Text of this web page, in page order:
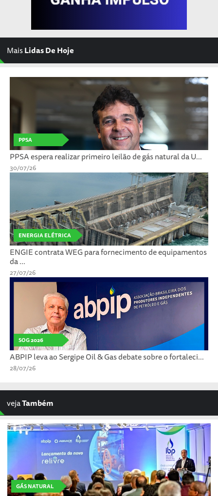
MaisLidas De Hoje
PPSA
PPSA espera realizar primeiro leilão de gás natural da U...
30/07/26
ENERGIA ELÉTRICA
ENGIE contrata WEG para fornecimento de equipamentos
da ...
27/07/26
SOG 2026
ABPIP leva ao Sergipe Oil & Gas debate sobre o fortaleci...
28/07/26
vejaTambém
GÁS NATURAL